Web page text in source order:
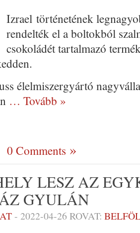
Izrael történetének
rendelték el a boltokból
csokoládét tartalmazó
élelmiszergyártó
… Tovább »
0 Comments
LESZ AZ
GYULÁN
- 2022-04-26 ROVAT: